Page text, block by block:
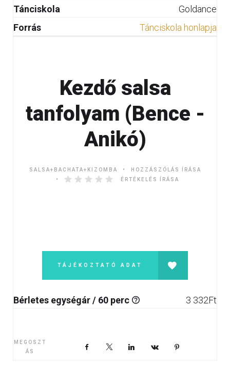
Tánciskola
Goldance
Forrás
Tánciskola honlapja
Kezdő salsa
tanfolyam (Bence -
Anikó)
SALSA+BACHATA+KIZOMBA
HOZZÁSZÓLÁS ÍRÁSA
ÉRTÉKELÉS ÍRÁSA
TÁJÉKOZTATÓ ADAT
Bérletes egységár / 60 perc Ft
3 332
MEGOSZT
ÁS
Facebook LinkedIn VKontakte